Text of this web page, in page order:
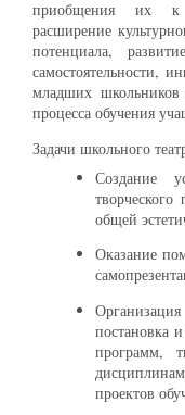
приобщения их к
расширение
потенциала,
самостоятельности,
младших школьников
процесса обучения
Задачи школьного
Создание
общей
Оказание
постановка
программ,
проектов